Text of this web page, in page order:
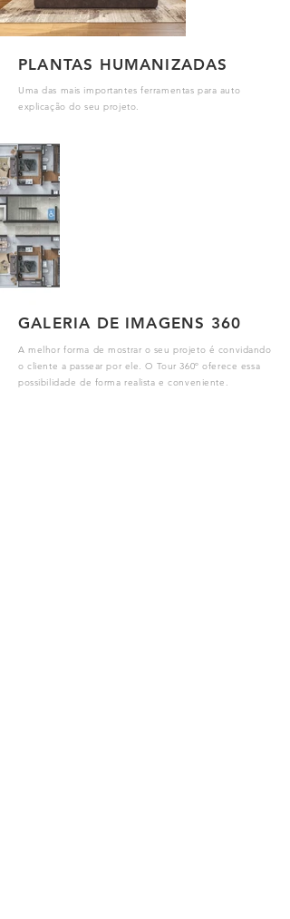
PLANTAS HUMANIZADAS
Uma das mais importantes ferramentas para auto
explicação do seu projeto.
GALERIA DE IMAGENS 360
A melhor forma de mostrar o seu projeto é convidando
o cliente a passear por ele. O Tour 360º oferece essa
possibilidade de forma realista e conveniente.